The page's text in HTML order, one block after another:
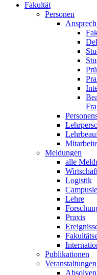
Fakultät
Personen
Meldungen
alle
Logistik
Lehre
Praxis
Publikationen
Veranstaltungen